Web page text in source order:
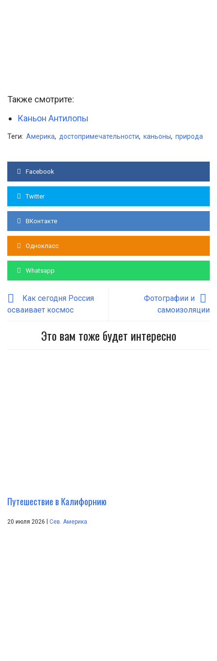
Также смотрите:
Каньон Антилопы
Теги: Америка, достопримечательности, каньоны, природа
Facebook
Twitter
ВКонтакте
Однокласс
Whatsapp
Как сегодня Россия
осваивает космос
Фотографии и
самоизоляции
Это вам тоже будет интересно
Путешествие в Калифорнию
20 июля 2026 | Сев. Америка